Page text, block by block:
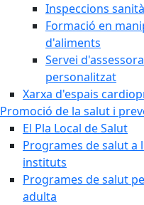
Inspeccions
Formació en
d'aliments
Servei
personalitzat
Xarxa d'espais
Promoció de la salut i
El Pla Local de Salut
Programes de salut a
instituts
Programes de salut
adulta